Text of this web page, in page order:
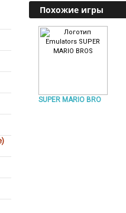
Похожие игры
SUPER MARIO BRO